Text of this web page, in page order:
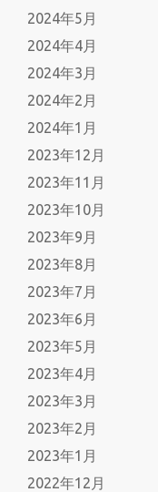
2024年5月
2024年4月
2024年3月
2024年2月
2024年1月
2023年12月
2023年11月
2023年10月
2023年9月
2023年8月
2023年7月
2023年6月
2023年5月
2023年4月
2023年3月
2023年2月
2023年1月
2022年12月